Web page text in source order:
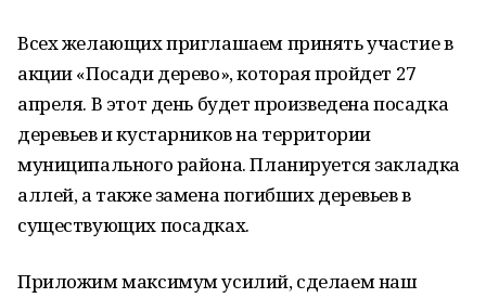
Всех желающих приглашаем принять участие в
акции «Посади дерево», которая пройдет 27
апреля. В этот день будет произведена посадка
деревьев и кустарников на территории
муниципального района. Планируется закладка
аллей, а также замена погибших деревьев в
существующих посадках.
Приложим максимум усилий, сделаем наш